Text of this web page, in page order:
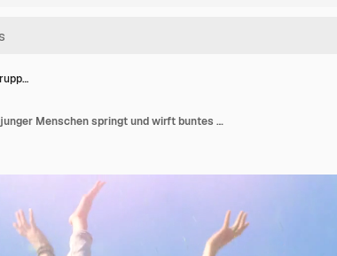
Multiethnische Gruppe vielfältiger junger Menschen springt und wirft buntes Pulver in die Luft zur Feier des Holi-Festes. Sie haben riesigen Spaß an diesem sonnigen Tag.